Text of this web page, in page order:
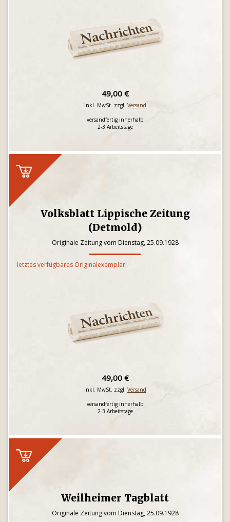
49,00 €
inkl. MwSt. zzgl. Versand
versandfertig innerhalb
2-3 Arbeitstage
Volksblatt Lippische Zeitung
(Detmold)
Originale Zeitung vom Dienstag, 25.09.1928
letztes verfügbares Originalexemplar!
49,00 €
inkl. MwSt. zzgl. Versand
versandfertig innerhalb
2-3 Arbeitstage
Weilheimer Tagblatt
Originale Zeitung vom Dienstag, 25.09.1928